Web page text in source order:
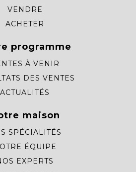
VENDRE
ACHETER
programme
À VENIR
DES VENTES
ACTUALITÉS
maison
SPÉCIALITÉS
ÉQUIPE
EXPERTS